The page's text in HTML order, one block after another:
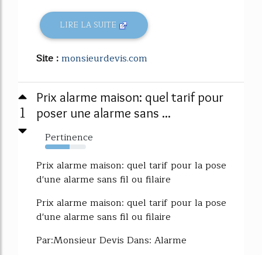
LIRE LA SUITE
Site :monsieurdevis.com
1
Prix alarme maison: quel tarif pour
poser une alarme sans ...
Pertinence
60%
Prix alarme maison: quel tarif pour la pose
d'une alarme sans fil ou filaire
Prix alarme maison: quel tarif pour la pose
d'une alarme sans fil ou filaire
Par:Monsieur Devis Dans: Alarme